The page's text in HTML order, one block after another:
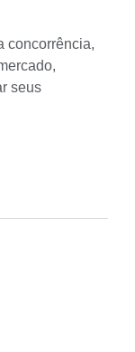
concorrência,
seus